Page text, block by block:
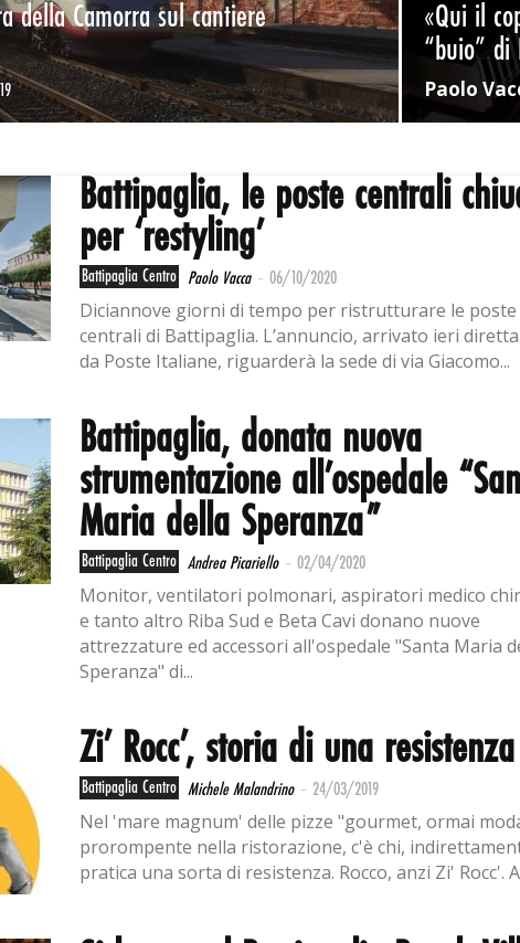
della Camorra sul cantiere
«Qui il
“buio” di
Paolo
Battipaglia, le poste centrali
per ‘restyling’
Battipaglia Centro Paolo Vacca - 06/10/2020
Diciannove giorni di tempo per ristrutturare le poste
centrali di Battipaglia. L’annuncio, arrivato ieri
da Poste Italiane, riguarderà la sede di via Giacomo...
Battipaglia, donata nuova
strumentazione all’ospedale
Maria della Speranza”
Battipaglia Centro Andrea Picariello - 02/04/2020
Monitor, ventilatori polmonari, aspiratori medico
e tanto altro Riba Sud e Beta Cavi donano nuove
attrezzature ed accessori all'ospedale "Santa Maria
Speranza" di...
Zi’ Rocc’, storia di una resistenza
Battipaglia Centro Michele Malandrino - 24/03/2019
Nel 'mare magnum' delle pizze "gourmet, ormai
prorompente nella ristorazione, c'è chi,
pratica una sorta di resistenza. Rocco, anzi Zi' Rocc'.